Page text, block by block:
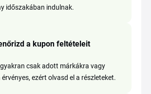
időszakában indulnak.
a kupon feltételeit
csak adott márkákra vagy
ezért olvasd el a részleteket.